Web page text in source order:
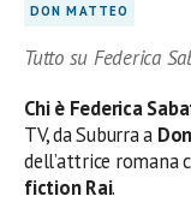
DON MATTEO
Tutto su Federica
Chi è Federica
TV, da Suburra a
dell’attrice romana
fiction Rai.